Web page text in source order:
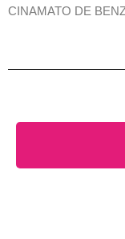
CINAMATO DE